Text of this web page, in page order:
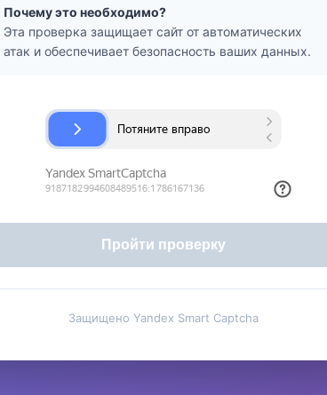
Почему это необходимо?
Эта проверка защищает сайт от автоматических
атак и обеспечивает безопасность ваших данных.
Пройти проверку
Защищено Yandex Smart Captcha